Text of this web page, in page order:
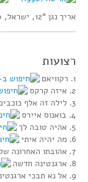
אריך נגן “12, ישראל, 1990, הד ארצי, CAN 15439, סטריאו
רצועות
1. רקוויאם
2. איזה קרקס
3. לילה זה אלף כוכבים
4. בואנוס איירס
5. אהיה טובה לך
6. מה יהיה איתי
7. אהובתו האחרונה של פרון
8. ארגנטינה חדשה
9. אל נא תבכי ארגנטינה